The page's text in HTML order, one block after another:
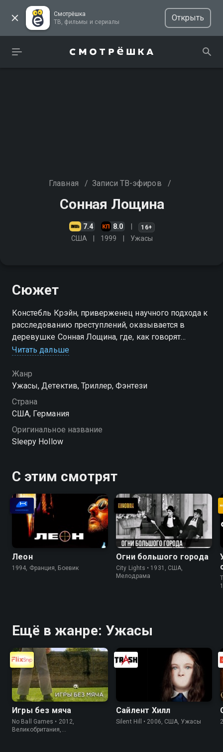
Смотрёшка
ТВ, фильмы и сериалы
Открыть
Главная / Записи ТВ-эфиров /
Сонная Лощина
7.4 8.0 16+
США 1999 Ужасы
Сюжет
Констебль Крэйн, приверженец научного подхода к
расследованию преступлений, оказывается в
деревушке Сонная Лощина, где, как говорят
местные жители, уже несколько человек пали
Читать дальше
Жанр
Ужасы, Детектив, Триллер, Фэнтези
Страна
США, Германия
Оригинальное название
Sleepy Hollow
С этим смотрят
Леон
1994, Франция, Боевик
Огни большого города
City Lights • 1931, США,
Мелодрама
Ещё в жанре: Ужасы
Игры без мяча
No Ball Games • 2012,
Великобритания,
Сайлент Хилл
Silent Hill • 2006, США, Ужасы